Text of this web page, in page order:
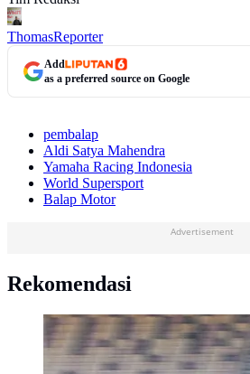
ThomasReporter
Add
as a preferred source on Google
pembalap
Aldi Satya Mahendra
Yamaha Racing Indonesia
World Supersport
Balap Motor
Advertisement
Rekomendasi